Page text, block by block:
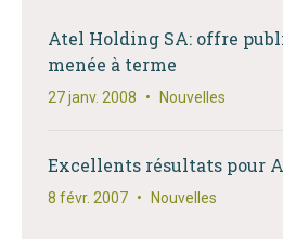
Atel Holding SA: offre
menée à terme
27 janv. 2008 • Nouvelles
Excellents résultats pour
8 févr. 2007 • Nouvelles